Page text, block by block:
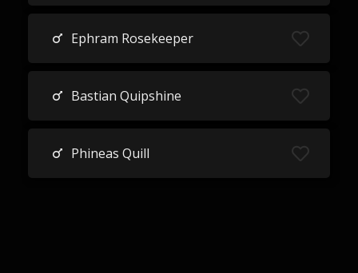
Ephram Rosekeeper
Bastian Quipshine
Phineas Quill